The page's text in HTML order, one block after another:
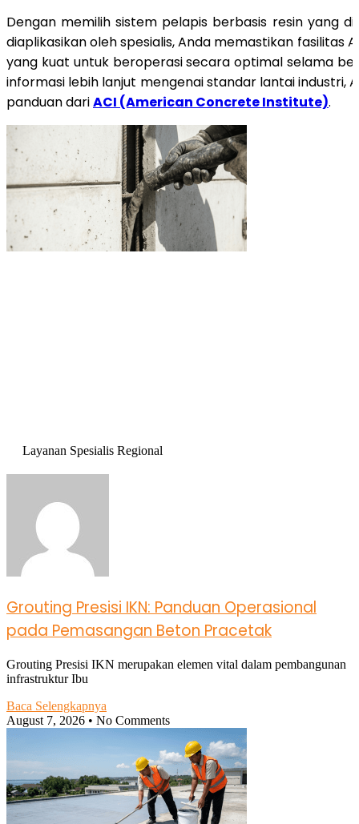
Dengan memilih sistem pelapis berbasis resin yang
diaplikasikan oleh spesialis, Anda memastikan fasilitas
yang kuat untuk beroperasi secara optimal selama
informasi lebih lanjut mengenai standar lantai industri,
panduan dariACI (American Concrete Institute).
Layanan Spesialis Regional
Grouting Presisi IKN: Panduan Operasional
pada Pemasangan Beton Pracetak
Grouting Presisi IKN merupakan elemen vital dalam pembangunan
infrastruktur Ibu
Baca Selengkapnya
August 7, 2026
No Comments